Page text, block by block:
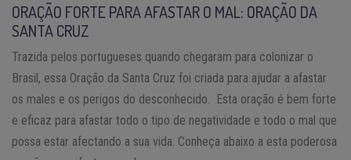
ORAÇÃO FORTE PARA AFASTAR O MAL: ORAÇÃO DA
SANTA CRUZ
Trazida pelos portugueses quando chegaram para colonizar o
Brasil, essa Oração da Santa Cruz foi criada para ajudar a afastar
os males e os perigos do desconhecido. Esta oração é bem forte
e eficaz para afastar todo o tipo de negatividade e todo o mal que
possa estar afectando a sua vida. Conheça abaixo a esta poderosa